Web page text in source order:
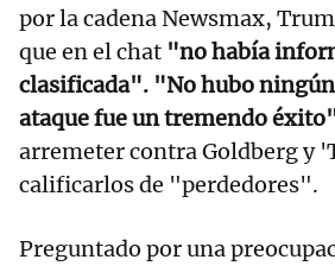
por la cadena Newsmax,
que en el chat "no había
clasificada". "No hubo
ataque fue un tremendo
arremeter contra Goldberg y
calificarlos de "perdedores".
Preguntado por una